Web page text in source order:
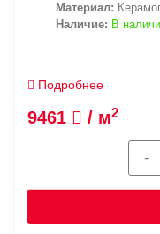
Материал:
Наличие: В
Подробнее
9461 / м2